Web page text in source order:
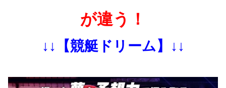
が違う！
↓↓【競艇ドリーム】↓↓